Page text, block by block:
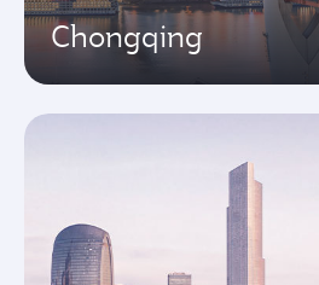
Chongqing